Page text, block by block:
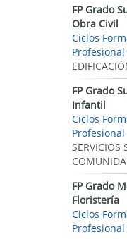
FP Grado
Obra Civil
Ciclos
FP Grado
Infantil
Ciclos
SERVICIOS
FP Grado
Floristería
Ciclos